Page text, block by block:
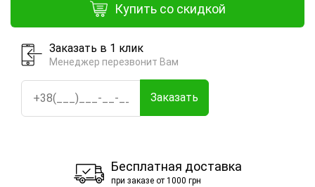
Купить со скидкой
Заказать в 1 клик
Менеджер перезвонит Вам
Заказать
Бесплатная доставка
при заказе от 1000 грн